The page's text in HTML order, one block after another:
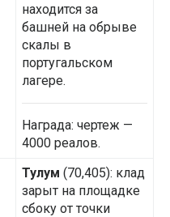
находится за
башней на обрыве
скалы в
португальском
лагере.
Награда: чертеж —
4000 реалов.
Тулум (70,405): клад
зарыт на площадке
сбоку от точки